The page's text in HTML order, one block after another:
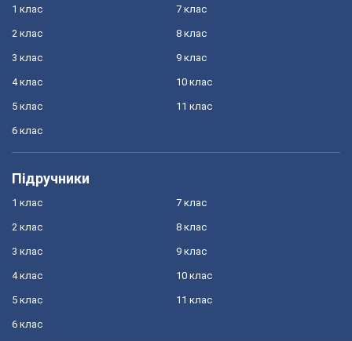
1 клас
2 клас
3 клас
4 клас
5 клас
6 клас
7 клас
8 клас
9 клас
10 клас
11 клас
Підручники
1 клас
2 клас
3 клас
4 клас
5 клас
6 клас
7 клас
8 клас
9 клас
10 клас
11 клас